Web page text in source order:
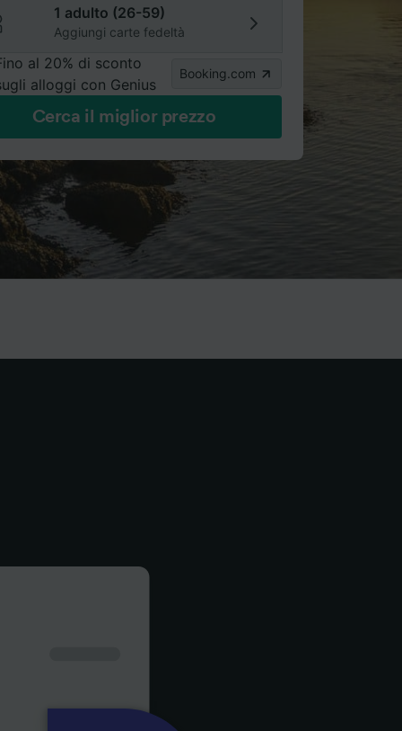
1 adulto (26-59)
Aggiungi carte fedeltà
al 20% di sconto
alloggi con Genius
Booking.com
Cerca il miglior prezzo